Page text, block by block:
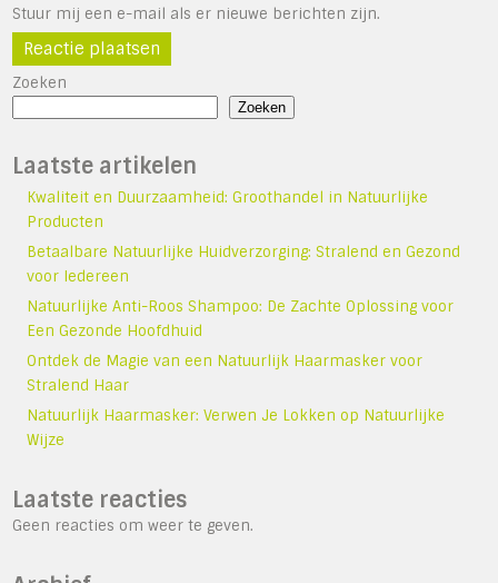
Stuur mij een e-mail als er nieuwe berichten zijn.
Zoeken
Zoeken
Laatste artikelen
Kwaliteit en Duurzaamheid: Groothandel in Natuurlijke
Producten
Betaalbare Natuurlijke Huidverzorging: Stralend en Gezond
voor Iedereen
Natuurlijke Anti-Roos Shampoo: De Zachte Oplossing voor
Een Gezonde Hoofdhuid
Ontdek de Magie van een Natuurlijk Haarmasker voor
Stralend Haar
Natuurlijk Haarmasker: Verwen Je Lokken op Natuurlijke
Wijze
Laatste reacties
Geen reacties om weer te geven.